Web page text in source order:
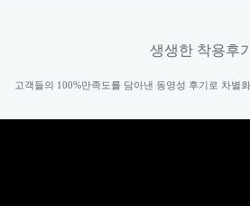
생생한 착용후기
고객들의 100%만족도를 담아낸 동영성 후기로 차별